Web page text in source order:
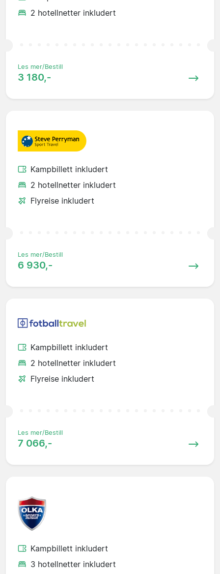
2 hotellnetter inkludert
Les mer/Bestill
3 180,-
Kampbillett inkludert
2 hotellnetter inkludert
Flyreise inkludert
Les mer/Bestill
6 930,-
Kampbillett inkludert
2 hotellnetter inkludert
Flyreise inkludert
Les mer/Bestill
7 066,-
Kampbillett inkludert
3 hotellnetter inkludert